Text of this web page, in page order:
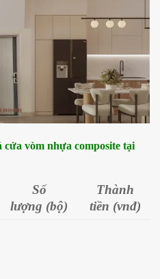
vòm nhựa composite tại
Số
lượng (bộ)
Thành
tiền (vnđ)